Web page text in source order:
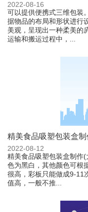
2022-08-16
可以提供便携式三维包装
据物品的布局和形状进行
美观，呈现出一种柔美的
运输和搬运过程中，...
精美食品吸塑包装盒
2022-08-12
精美食品吸塑包装盒制作
色为黑白，其他颜色可根
很高，彩板只能做成9-11
值高，一般不推...